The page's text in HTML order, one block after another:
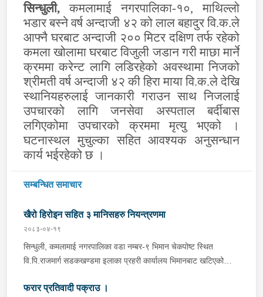
सिन्धुली, कमलामाई नगरपालिका-१०, माथिल्लो
भडार बस्ने वर्ष अन्दाजी ४२ को लाल बहादुर वि.क.ले
आफ्नै घरबाट अन्दाजी २०० मिटर दक्षिण तर्फ रहेको
कमला खोलामा घरबाट विजुली जडान गरी माछा मार्ने
क्रममा करेन्ट लागि लडिरहेको अवस्थामा निजको
श्रीमती वर्ष अन्दाजी ४२ की हिरा माया वि.क.ले देखि
स्थानियहरुलाई जानकारी गराउन साथ निजलाई
उपचारको लागि जनसेवा अस्पताल बर्दीबास
लगिएकोमा उपचारको क्रममा मृत्यु भएको ।
घटनास्थल मुचुल्का सहित आवश्यक अनुसन्धान
कार्य भईरहेको छ ।
सम्बन्धित समाचार
खैरो हिरोइन सहित ३ मानिसहरु नियन्त्रणमा
२०८३-०४-१९
सिन्धुली, कमलामाई नगरपालिका वडा नम्बर-९ भिमान चेकपोष्ट स्थित
वि.पि.राजमार्ग सडकखण्डमा इलाका प्रहरी कार्यालय भिमानबाट खटिएको
बर्दिवासको संयुक्त टोलीले मोरङबाट काठमाण्डौ तर्फ जाँदै गरेको चालक
फरार प्रतिवादी पक्राउ ।